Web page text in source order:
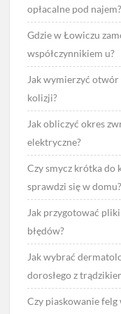
opłacalne pod najem?
Gdzie w Łowiczu
współczynnikiem u?
Jak wymierzyć
kolizji?
Jak obliczyć okres
elektryczne?
Czy smycz krótka do
sprawdzi się w domu?
Jak przygotować
błędów?
Jak wybrać
dorosłego z
Czy piaskowanie